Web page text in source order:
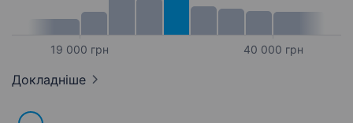
19 000 грн 40 000 грн
Докладніше